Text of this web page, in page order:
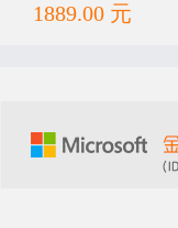
提高入库，出库，采购
1889.00 元